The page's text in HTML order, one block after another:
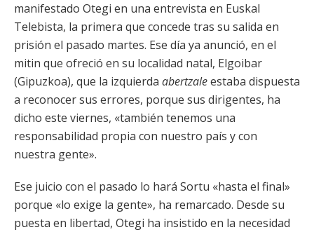
manifestado Otegi en una entrevista en Euskal
Telebista, la primera que concede tras su salida en
prisión el pasado martes. Ese día ya anunció, en el
mitin que ofreció en su localidad natal, Elgoibar
(Gipuzkoa), que la izquierda abertzaleestaba dispuesta
a reconocer sus errores, porque sus dirigentes, ha
dicho este viernes, «también tenemos una
responsabilidad propia con nuestro país y con
nuestra gente».
Ese juicio con el pasado lo hará Sortu «hasta el final»
porque «lo exige la gente», ha remarcado. Desde su
puesta en libertad, Otegi ha insistido en la necesidad